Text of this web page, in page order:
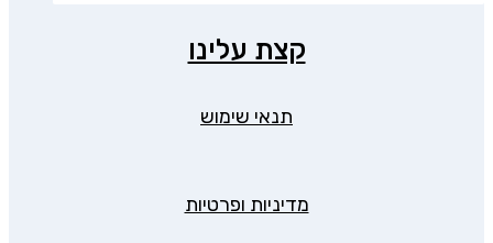
קצת עלינו
תנאי שימוש
מדיניות ופרטיות